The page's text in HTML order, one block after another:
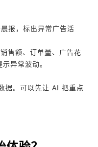
报，标出异常广告活
售额、订单量、广告花
异常波动。
据。可以先让 AI 把重点